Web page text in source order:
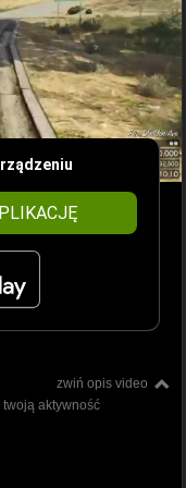
zwiń opis video
aktywność